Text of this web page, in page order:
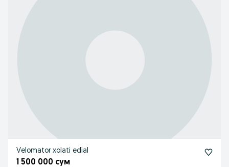
Velomator xolati edial
1 500 000 сум